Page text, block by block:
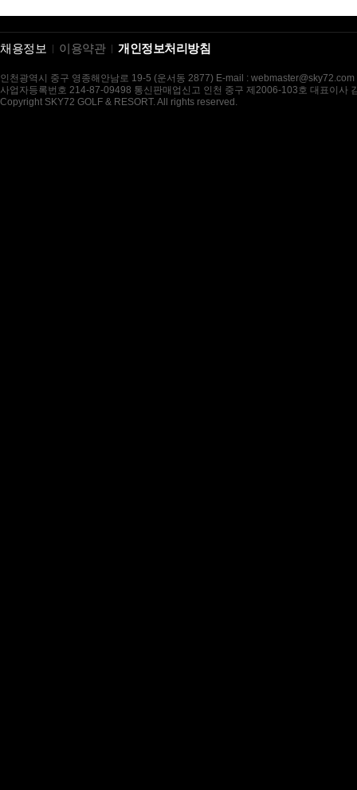
채용정보 이용약관 개인정보처리방침
인천광역시 중구 영종해안남로 19-5 (운서동 2877) E-mail : webmaster@sky72.com
사업자등록번호 214-87-09498 통신판매업신고 인천 중구 제2006-103호 대표이사
Copyright SKY72 GOLF & RESORT. All rights reserved.